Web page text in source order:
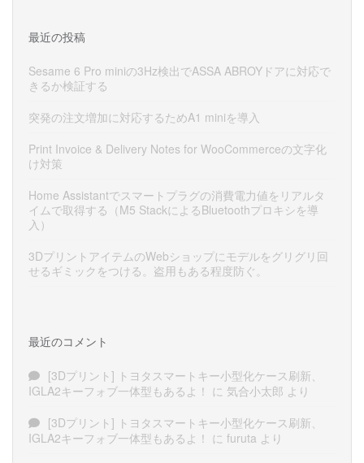
最近の投稿
Sesame 6 Pro miniの3Hz検出でASSA ABROYドアに対応で
きるか検証する
突発の注文増加に対応するためA1 miniを導入
Print Invoice & Delivery Notes for WooCommerceの文字化
け対策
Home Assistantでスマートプラグの消費電力値をリアルタ
イムで取得する（M5 StackによるBluetoothプロキシを導
入）
3DプリントアイテムのWebショップにモデルをグリグリ回
せるギミックをつける。盗用もある程度防ぐ。
最近のコメント
[3Dプリント] トヨタスマートキー小型化ケース刷新、
IGLA2キーフォブ一体型もあるよ！ に 気合小太郎 より
[3Dプリント] トヨタスマートキー小型化ケース刷新、
IGLA2キーフォブ一体型もあるよ！ に furuta より